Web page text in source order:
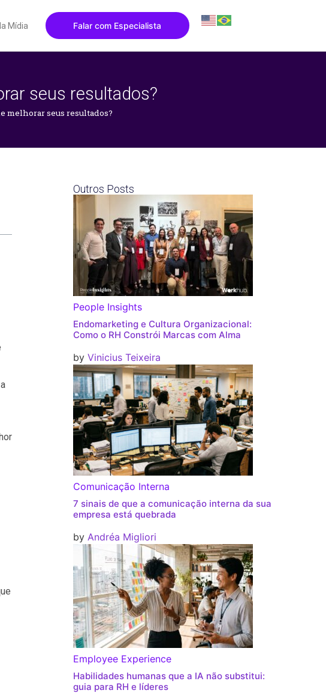
Mídia Falar com Especialista
seus resultados?
melhorar seus resultados?
Outros Posts
People Insights
Endomarketing e Cultura Organizacional:
Como o RH Constrói Marcas com Alma
by Vinicius Teixeira
Comunicação Interna
7 sinais de que a comunicação interna da sua
empresa está quebrada
by Andréa Migliori
Employee Experience
Habilidades humanas que a IA não substitui:
guia para RH e líderes